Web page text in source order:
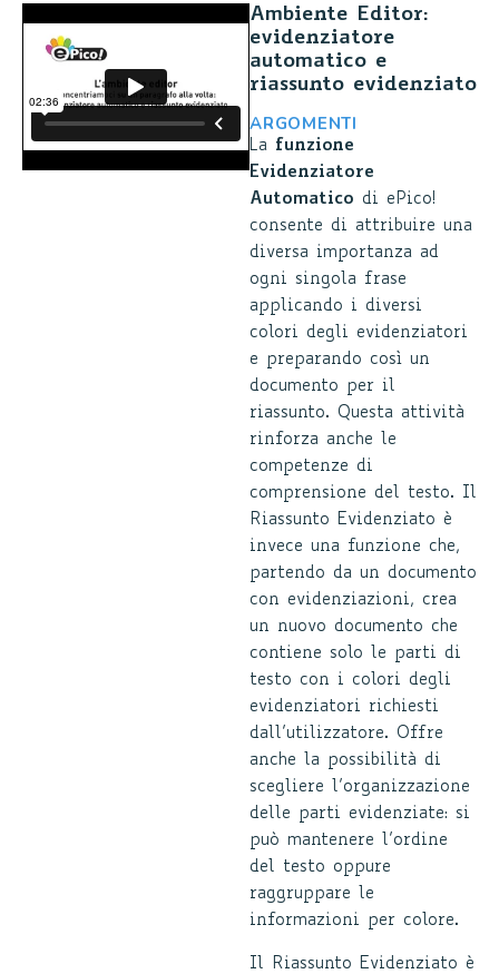
Ambiente Editor:
evidenziatore
automatico e
riassunto evidenziato
ARGOMENTI
La funzione
Evidenziatore
Automatico di ePico!
consente di attribuire una
diversa importanza ad
ogni singola frase
applicando i diversi
colori degli evidenziatori
e preparando così un
documento per il
riassunto. Questa attività
rinforza anche le
competenze di
comprensione del testo. Il
Riassunto Evidenziato è
invece una funzione che,
partendo da un documento
con evidenziazioni, crea
un nuovo documento che
contiene solo le parti di
testo con i colori degli
evidenziatori richiesti
dall’utilizzatore. Offre
anche la possibilità di
scegliere l’organizzazione
delle parti evidenziate: si
può mantenere l’ordine
del testo oppure
raggruppare le
informazioni per colore.
Il Riassunto Evidenziato è